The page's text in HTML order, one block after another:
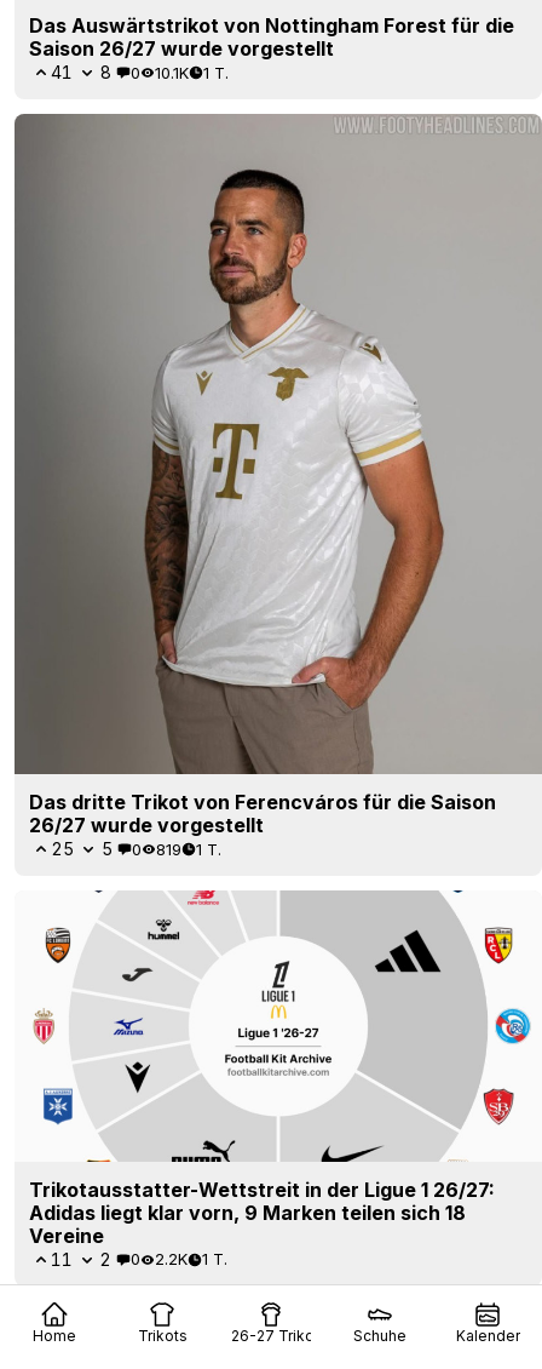
Home Trikots 26-27 Trikots Schuhe Kalender
Das Auswärtstrikot von Nottingham Forest für die
Saison 26/27 wurde vorgestellt
41 8 0 10.1K 1 T.
Das dritte Trikot von Ferencváros für die Saison
26/27 wurde vorgestellt
25 5 0 819 1 T.
Trikotausstatter-Wettstreit in der Ligue 1 26/27:
Adidas liegt klar vorn, 9 Marken teilen sich 18
Vereine
11 2 0 2.2K 1 T.